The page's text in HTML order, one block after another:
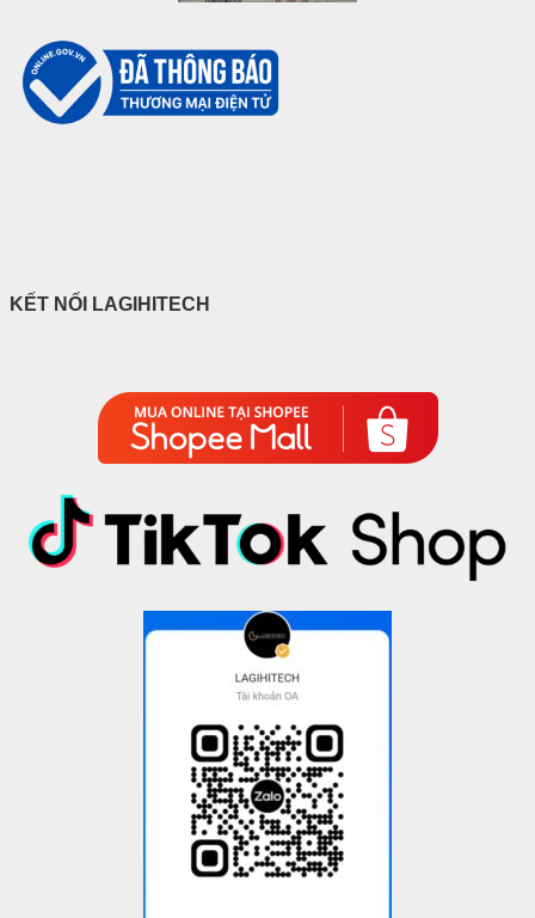
KẾT NỐI LAGIHITECH